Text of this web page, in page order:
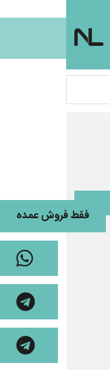
فقط فروش عمده